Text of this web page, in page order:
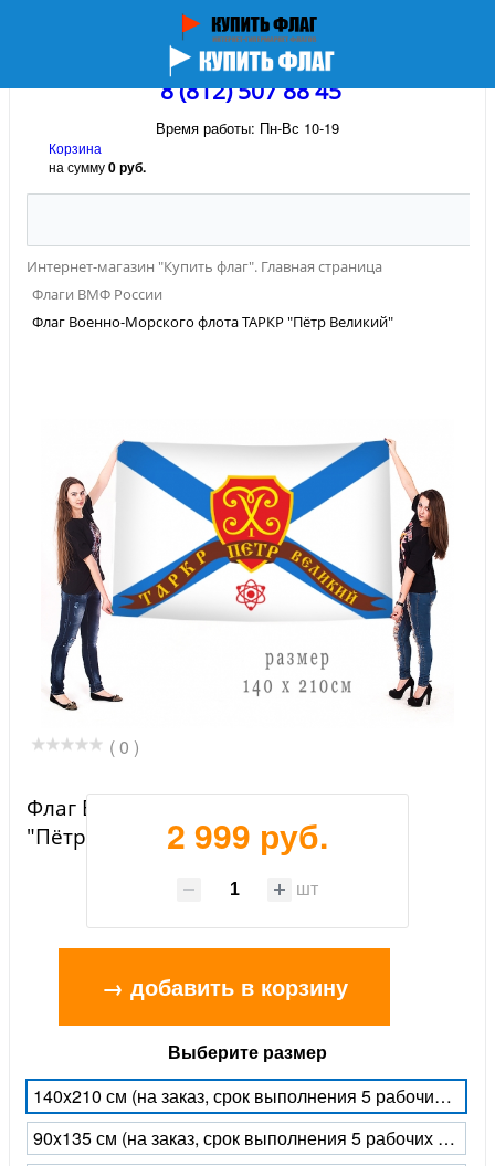
8 (812) 507 88 45
Время работы: Пн-Вс 10-19
Корзина
на сумму0 руб.
Интернет-магазин "Купить флаг". Главная страница
Флаги ВМФ России
Флаг Военно-Морского флота ТАРКР "Пётр Великий"
( 0 )
Флаг Военно-Морского флота ТАРКР
"Пётр Великий"2 999 руб.
шт
→ добавить в корзину
Выберите размер
140x210 см (на заказ, срок выполнения 5 рабочих дней)
90x135 см (на заказ, срок выполнения 5 рабочих дней)